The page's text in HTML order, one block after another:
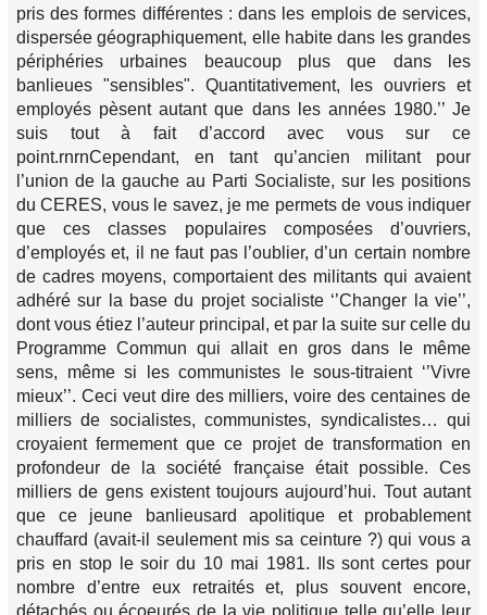
pris des formes différentes : dans les emplois de services,
dispersée géographiquement, elle habite dans les grandes
périphéries urbaines beaucoup plus que dans les
banlieues "sensibles". Quantitativement, les ouvriers et
employés pèsent autant que dans les années 1980.’’ Je
suis tout à fait d’accord avec vous sur ce
point.rnrnCependant, en tant qu’ancien militant pour
l’union de la gauche au Parti Socialiste, sur les positions
du CERES, vous le savez, je me permets de vous indiquer
que ces classes populaires composées d’ouvriers,
d’employés et, il ne faut pas l’oublier, d’un certain nombre
de cadres moyens, comportaient des militants qui avaient
adhéré sur la base du projet socialiste ‘’Changer la vie’’,
dont vous étiez l’auteur principal, et par la suite sur celle du
Programme Commun qui allait en gros dans le même
sens, même si les communistes le sous-titraient ‘’Vivre
mieux’’. Ceci veut dire des milliers, voire des centaines de
milliers de socialistes, communistes, syndicalistes… qui
croyaient fermement que ce projet de transformation en
profondeur de la société française était possible. Ces
milliers de gens existent toujours aujourd’hui. Tout autant
que ce jeune banlieusard apolitique et probablement
chauffard (avait-il seulement mis sa ceinture ?) qui vous a
pris en stop le soir du 10 mai 1981. Ils sont certes pour
nombre d’entre eux retraités et, plus souvent encore,
détachés ou écoeurés de la vie politique telle qu’elle leur